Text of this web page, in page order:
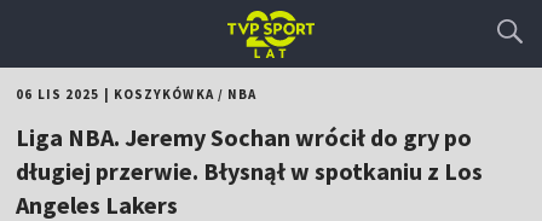
06 LIS 2025 KOSZYKÓWKA/ NBA
Liga NBA. Jeremy Sochan wrócił do gry po
długiej przerwie. Błysnął w spotkaniu z Los
Angeles Lakers